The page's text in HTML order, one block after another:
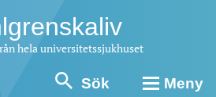
hela universitetssjukhuset
Sök Meny